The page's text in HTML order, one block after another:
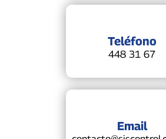
Teléfono
448 31 67
Email